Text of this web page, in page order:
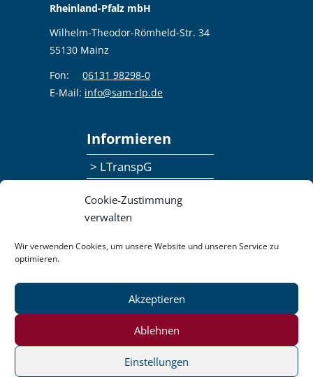
Cookie-Zustimmung
verwalten
Wir verwenden Cookies, um unsere Website und unseren Service zu
optimieren.
Akzeptieren
Ablehnen
Einstellungen
Rheinland-Pfalz mbH
Wilhelm-Theodor-Römheld-Str. 34
55130 Mainz
Fon:
06131 98298-0
E-Mail: info@sam-rlp.de
Informieren
> LTranspG
> Publikationen
Datenschutzerklärung
Impressum
Pressemitteilungen
Barrierefreiheit